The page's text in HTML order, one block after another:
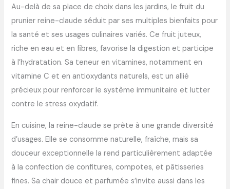
Au-delà de sa place de choix dans les jardins, le fruit du
prunier reine-claude séduit par ses multiples bienfaits pour
la santé et ses usages culinaires variés. Ce fruit juteux,
riche en eau et en fibres, favorise la digestion et participe
à l’hydratation. Sa teneur en vitamines, notamment en
vitamine C et en antioxydants naturels, est un allié
précieux pour renforcer le système immunitaire et lutter
contre le stress oxydatif.
En cuisine, la reine-claude se prête à une grande diversité
d’usages. Elle se consomme naturelle, fraîche, mais sa
douceur exceptionnelle la rend particulièrement adaptée
à la confection de confitures, compotes, et pâtisseries
fines. Sa chair douce et parfumée s’invite aussi dans les